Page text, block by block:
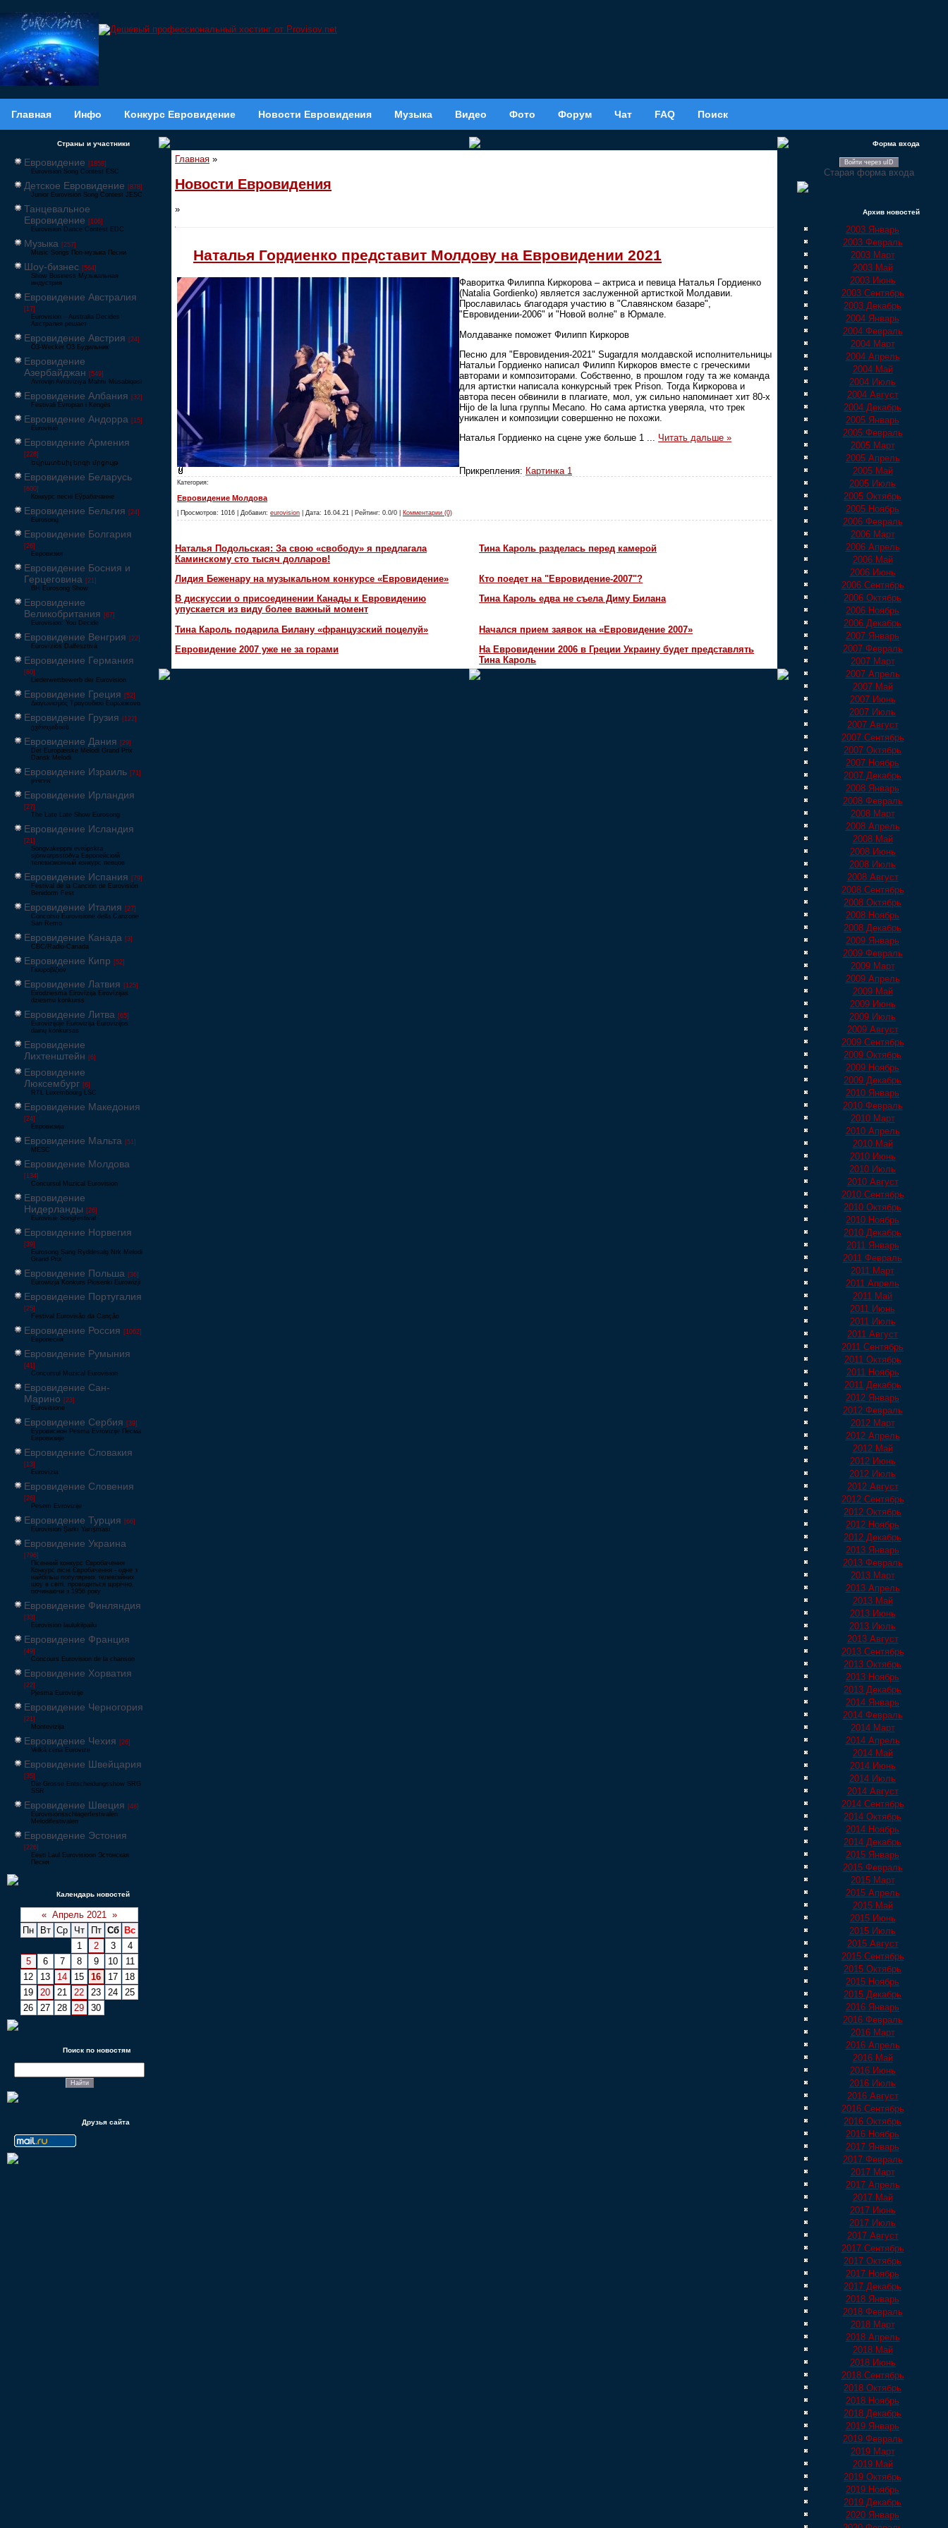
Главная Инфо Конкурс Евровидение Новости Евровидения Музыка Видео Фото Форум Чат FAQ Поиск
Страны и участники
Евровидение [1858]
Eurovision Song Contest ESC
Детское Евровидение [878]
Junior Eurovision Song Contest JESC
Танцевальное
Евровидение [106]
Eurovision Dance Contest EDC
Музыка [257]
Music Songs Поп-музыка Песни
Шоу-бизнес [564]
Show Business Музыкальная
индустрия
Евровидение Австралия
[17]
Eurovision – Australia Decides
Австралия решает
Евровидение Австрия [24]
Ö3-Wecker Ö3 Будильник
Евровидение
Азербайджан [549]
Avrovijn Avroviziya Mahnı Müsabiqəsi
Евровидение Албания [32]
Festivali Evropian i Këngës
Евровидение Андорра [15]
Eurovisió
Евровидение Армения
[228]
Եվրատեսիլ երգի մրցույթ
Евровидение Беларусь
[600]
Конкурс песні Еўрабачанне
Евровидение Бельгия [24]
Eurosong
Евровидение Болгария
[26]
Евровизия
Евровидение Босния и
Герцеговина [21]
BH Eurosong Show
Евровидение
Великобритания [67]
Eurovision: You Decide
Евровидение Венгрия [22]
Eurovíziós Dalfesztivá
Евровидение Германия
[80]
Liederwettbewerb der Eurovision
Евровидение Греция [52]
Διαγωνισμός Τραγουδιού Ευρώεικονα
Евровидение Грузия [122]
ევროვიზიის
Евровидение Дания [29]
Det Europæiske Melodi Grand Prix
Dansk Melodi
Евровидение Израиль [71]
‏אירוויזיון
Евровидение Ирландия
[27]
The Late Late Show Eurosong
Евровидение Исландия
[21]
Söngvakeppni evrópskra
sjónvarpsstöðva Европейский
телевизионный конкурс певцов
Евровидение Испания [79]
Festival de la Canción de Eurovisión
Benidorm Fest
Евровидение Италия [27]
Concorso Eurovisione della Canzone
San Remo
Евровидение Канада [3]
CBC/Radio-Canada
Евровидение Кипр [52]
Γιουροβίζιον
Евровидение Латвия [125]
Eirodziesma Eirovīzija Eirovīzijas
dziesmu konkurss
Евровидение Литва [65]
Eurovizijoje Eurovizija Eurovizijos
dainų konkursas
Евровидение
Лихтенштейн [6]
Евровидение
Люксембург [6]
RTL Luxembourg LSC
Евровидение Македония
[24]
Евровизија
Евровидение Мальта [51]
MESC
Евровидение Молдова
[134]
Concursul Muzical Eurovision
Евровидение
Нидерланды [26]
Eurovisie Songfestival
Евровидение Норвегия
[39]
Eurosong Sang Ryddesalg Nrk Melodi
Grand Prix
Евровидение Польша [36]
Eurowizja Konkurs Piosenki Eurowizji
Евровидение Португалия
[25]
Festival Eurovisão da Canção
Евровидение Россия [1062]
Европесня
Евровидение Румыния
[41]
Concursul Muzical Eurovision
Евровидение Сан-
Марино [23]
Eurovisione
Евровидение Сербия [39]
Еуровисион Pesma Evrovizije Песма
Евровизије
Евровидение Словакия
[13]
Eurovízia
Евровидение Словения
[26]
Pesem Evrovizije
Евровидение Турция [66]
Eurovision Şarkı Yarışması
Евровидение Украина
[796]
Пісенний конкурс Євробачення
Конкурс пісні Євробачення - одне з
найбільш популярних телевізійних
шоу в світі, проводиться щорічно,
починаючи з 1956 року
Евровидение Финляндия
[33]
Eurovision laulukilpailu
Евровидение Франция
[49]
Concours Eurovision de la chanson
Евровидение Хорватия
[22]
Pjesma Eurovizije
Евровидение Черногория
[21]
Montevizija
Евровидение Чехия [26]
Velká cena Eurovize
Евровидение Швейцария
[35]
Die Grosse Entscheidungsshow SRG
SSR
Евровидение Швеция [48]
Eurovisionsschlagerfestivalen
Melodifestivalen
Евровидение Эстония
[226]
Eesti Laul Eurovisioon Эстонская
Песня
Календарь новостей
« Апрель 2021 »
Пн
Вт Ср Чт Пт Сб
Вс
1
2 3
4
5
6 7 8 9 10
11
12
13 14 15 16 17
18
19
20 21 22 23 24
25
26
27 28 29 30
Поиск по новостям
Друзья сайта
Главная »
Новости Евровидения
»
Наталья Гордиенко представит Молдову на Евровидении 2021
Фаворитка Филиппа Киркорова – актриса и певица Наталья Гордиенко
(Natalia Gordienko) является заслуженной артисткой Молдавии.
Прославилась благодаря участию в "Славянском базаре",
"Евровидении-2006" и "Новой волне" в Юрмале.
Молдаванке поможет Филипп Киркоров
Песню для "Евровидения-2021" Sugarдля молдавской исполнительницы
Натальи Гордиенко написал Филипп Киркоров вместе с греческими
авторами и композиторами. Собственно, в прошлом году та же команда
для артистки написала конкурсный трек Prison. Тогда Киркорова и
автора песен обвинили в плагиате, мол, уж сильно напоминает хит 80-х
Hijo de la luna группы Mecano. Но сама артистка уверяла, что трек
уникален и композиции совершенно не похожи.
Наталья Гордиенко на сцене уже больше 1 ... Читать дальше »
Прикрепления: Картинка 1
Категория:
Евровидение Молдова
| Просмотров: 1016 | Добавил: eurovision | Дата: 16.04.21 | Рейтинг: 0.0/0 | Комментарии (0)
Наталья Подольская: За свою «свободу» я предлагала
Каминскому сто тысяч долларов!
Тина Кароль разделась перед камерой
Лидия Беженару на музыкальном конкурсе «Евровидение»
Кто поедет на "Евровидение-2007"?
В дискуссии о присоединении Канады к Евровидению
упускается из виду более важный момент
Тина Кароль едва не съела Диму Билана
Тина Кароль подарила Билану «французский поцелуй»
Начался прием заявок на «Евровидение 2007»
Евровидение 2007 уже не за горами
На Евровидении 2006 в Греции Украину будет представлять
Тина Кароль
Форма входа
Войти через uID
Старая форма входа
Архив новостей
2003 Январь
2003 Февраль
2003 Март
2003 Май
2003 Июнь
2003 Сентябрь
2003 Декабрь
2004 Январь
2004 Февраль
2004 Март
2004 Апрель
2004 Май
2004 Июль
2004 Август
2004 Декабрь
2005 Январь
2005 Февраль
2005 Март
2005 Апрель
2005 Май
2005 Июль
2005 Октябрь
2005 Ноябрь
2006 Февраль
2006 Март
2006 Апрель
2006 Май
2006 Июнь
2006 Сентябрь
2006 Октябрь
2006 Ноябрь
2006 Декабрь
2007 Январь
2007 Февраль
2007 Март
2007 Апрель
2007 Май
2007 Июнь
2007 Июль
2007 Август
2007 Сентябрь
2007 Октябрь
2007 Ноябрь
2007 Декабрь
2008 Январь
2008 Февраль
2008 Март
2008 Апрель
2008 Май
2008 Июнь
2008 Июль
2008 Август
2008 Сентябрь
2008 Октябрь
2008 Ноябрь
2008 Декабрь
2009 Январь
2009 Февраль
2009 Март
2009 Апрель
2009 Май
2009 Июнь
2009 Июль
2009 Август
2009 Сентябрь
2009 Октябрь
2009 Ноябрь
2009 Декабрь
2010 Январь
2010 Февраль
2010 Март
2010 Апрель
2010 Май
2010 Июнь
2010 Июль
2010 Август
2010 Сентябрь
2010 Октябрь
2010 Ноябрь
2010 Декабрь
2011 Январь
2011 Февраль
2011 Март
2011 Апрель
2011 Май
2011 Июнь
2011 Июль
2011 Август
2011 Сентябрь
2011 Октябрь
2011 Ноябрь
2011 Декабрь
2012 Январь
2012 Февраль
2012 Март
2012 Апрель
2012 Май
2012 Июнь
2012 Июль
2012 Август
2012 Сентябрь
2012 Октябрь
2012 Ноябрь
2012 Декабрь
2013 Январь
2013 Февраль
2013 Март
2013 Апрель
2013 Май
2013 Июнь
2013 Июль
2013 Август
2013 Сентябрь
2013 Октябрь
2013 Ноябрь
2013 Декабрь
2014 Январь
2014 Февраль
2014 Март
2014 Апрель
2014 Май
2014 Июнь
2014 Июль
2014 Август
2014 Сентябрь
2014 Октябрь
2014 Ноябрь
2014 Декабрь
2015 Январь
2015 Февраль
2015 Март
2015 Апрель
2015 Май
2015 Июнь
2015 Июль
2015 Август
2015 Сентябрь
2015 Октябрь
2015 Ноябрь
2015 Декабрь
2016 Январь
2016 Февраль
2016 Март
2016 Апрель
2016 Май
2016 Июнь
2016 Июль
2016 Август
2016 Сентябрь
2016 Октябрь
2016 Ноябрь
2017 Январь
2017 Февраль
2017 Март
2017 Апрель
2017 Май
2017 Июнь
2017 Июль
2017 Август
2017 Сентябрь
2017 Октябрь
2017 Ноябрь
2017 Декабрь
2018 Январь
2018 Февраль
2018 Март
2018 Апрель
2018 Май
2018 Июнь
2018 Сентябрь
2018 Октябрь
2018 Ноябрь
2018 Декабрь
2019 Январь
2019 Февраль
2019 Март
2019 Май
2019 Октябрь
2019 Ноябрь
2019 Декабрь
2020 Январь